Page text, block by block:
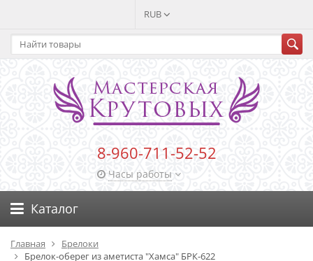
RUB
8-960-711-52-52
Часы работы
Каталог
Главная
Брелоки
Брелок-оберег из аметиста "Хамса" БРК-622